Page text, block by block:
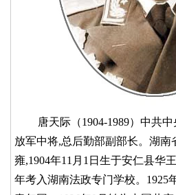
唐天际（1904-1989）中共中
放军中将,总后勤部副部长。湖南
雍,1904年11月1日生于安仁县华
年考入湖南法政专门学校。1925